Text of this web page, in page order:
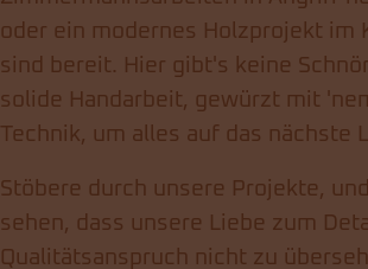
oder ein modernes Holzprojekt im
sind bereit. Hier gibt's keine
solide Handarbeit, gewürzt mit
Technik, um alles auf das nächste
Stöbere durch unsere Projekte,
sehen, dass unsere Liebe zum
Qualitätsanspruch nicht zu